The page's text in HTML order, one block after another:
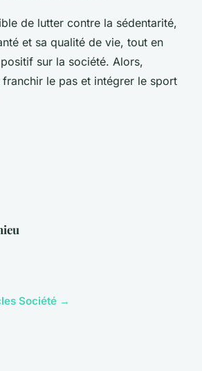
de lutter contre la sédentarité,
et sa qualité de vie, tout en
sur la société. Alors,
le pas et intégrer le sport
Société →